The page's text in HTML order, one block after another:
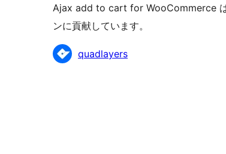
Ajax add to cart for WooCommerce は
ンに貢献しています。
貢
quadlayers